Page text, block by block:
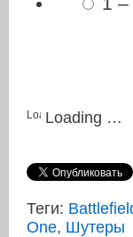
Loading …
Теги:
One, Шутеры